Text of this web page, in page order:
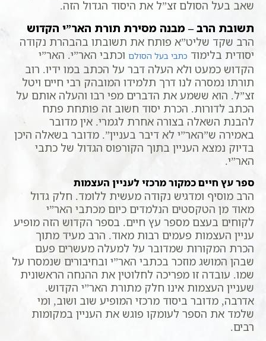
שאב בעל הסולם זצ”ל את היסוד הגדול הזה.
תשובת הרב – מבנה מסירת תורת האר”י הקדוש
הרב שקד שליט”א פותח את תשובתו בהבהרת נקודה
יסודית בלימוד כתבי בעל הסולם וכתבי האר”י. האר”י
הקדוש כמעט ולא העלה דבר על הכתב במו ידיו. רוב
תורתו נמסרה לנו דרך תלמידו המובהק רבי חיים ויטל
זצ”ל. הוא ששמע את הדברים מפי רבו והעלה אותם על
הכתב לדורות. הכרת יסוד חשוב זה פותחת פתח
להבנת השאלה בצורה אחרת לגמרי. אין מדובר
באמירה ש”האר”י לא דיבר בעניין”. מדובר בשאלה היכן
בדיוק נמצא העניין בתוך הקורפוס הגדול של כתבי
האר”י.
ספר עץ חיים כמקור מרכזי לעניין העצמות
הרב מוסיף ומדגיש נקודה מעשית ללומד. חלק גדול
מאוד מן הטקסטים הנלמדים כיום מכתבי האר”י
לקוחים בעצם מספר עץ חיים. בספר הקדוש הזה מופיע
עניין העצמות פעמים רבות מאוד. הרב מעיד מתוך
הכרת המקורות שמדובר על למעלה מעשרים פעם
שבהן המושג מוזכר בכתבי האר”י ובחיבורים שנמסרו על
שמו. עובדה זו מפריכה לחלוטין את ההנחה הראשונית
שעניין העצמות אינו חלק מתורת האר”י הקדוש.
אדרבה, מדובר ביסוד מרכזי המופיע שוב ושוב, ומי
שלמד את הספר לעומקו פוגש את העניין במקומות
רבים.